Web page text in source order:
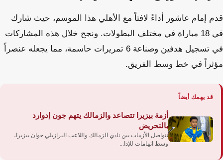
قدم إمام عاشور أداءً لافتاً مع الأهلي هذا الموسم، حيث شارك
في 18 مباراة في مختلف البطولات. ونجح خلال هذه المشاركات
في تسجيل هدفين وصناعة 6 تمريرات حاسمة، مما يجعله عنصراً
مؤثراً في خط وسط الفريق.
قد يهمك أيضاً
أزمة بيزيرا تتصاعد والزمالك يتهم جون إدوارد
بالتحريض
تتواصل الأزمات بين نادي الزمالك واللاعب البرازيلي خوان بيزيرا،
وسط اتهامات للإدا...